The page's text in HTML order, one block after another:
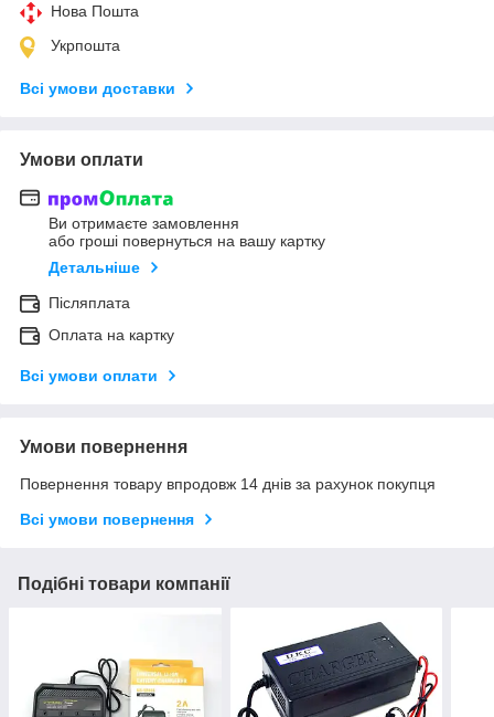
Нова Пошта
Укрпошта
Всі умови доставки
Умови оплати
Ви отримаєте замовлення
або гроші повернуться на вашу картку
Детальніше
Післяплата
Оплата на картку
Всі умови оплати
Умови повернення
Повернення товару впродовж 14 днів за рахунок покупця
Всі умови повернення
Подібні товари компанії